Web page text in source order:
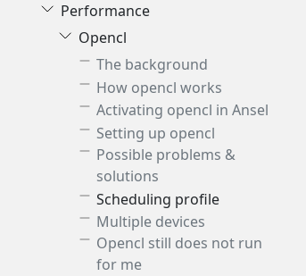
Performance
Opencl
The background
How opencl works
Activating opencl in Ansel
Setting up opencl
Possible problems &
solutions
Scheduling profile
Multiple devices
Opencl still does not run
for me